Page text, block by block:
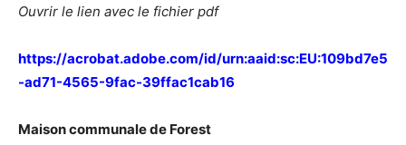
Ouvrir le lien avec le fichier pdf
https://acrobat.adobe.com/id/urn:aaid:sc:EU:109bd7e5
-ad71-4565-9fac-39ffac1cab16
Maison communale de Forest